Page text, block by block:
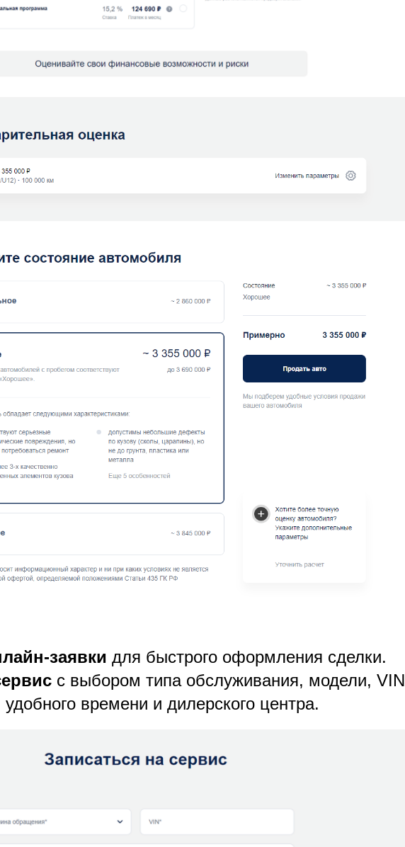
заявки для быстрого оформления сделки.
с выбором типа обслуживания, модели, VIN
времени и дилерского центра.